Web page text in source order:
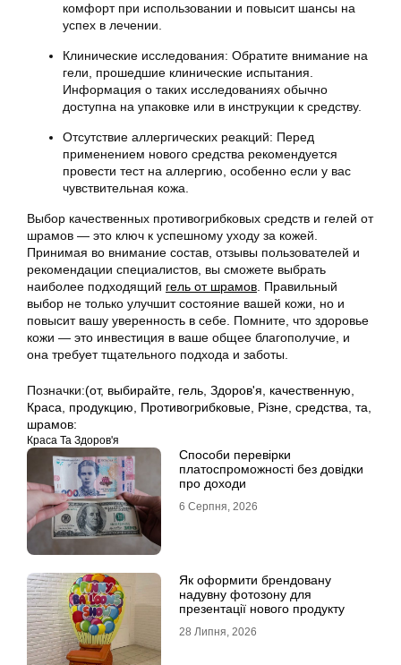
комфорт при использовании и повысит шансы на
успех в лечении.
Клинические исследования: Обратите внимание на
гели, прошедшие клинические испытания.
Информация о таких исследованиях обычно
доступна на упаковке или в инструкции к средству.
Отсутствие аллергических реакций: Перед
применением нового средства рекомендуется
провести тест на аллергию, особенно если у вас
чувствительная кожа.
Выбор качественных противогрибковых средств и гелей от
шрамов — это ключ к успешному уходу за кожей.
Принимая во внимание состав, отзывы пользователей и
рекомендации специалистов, вы сможете выбрать
наиболее подходящий гель от шрамов . Правильный
выбор не только улучшит состояние вашей кожи, но и
повысит вашу уверенность в себе. Помните, что здоровье
кожи — это инвестиция в ваше общее благополучие, и
она требует тщательного подхода и заботы.
Позначки:(от, выбирайте гель Здоров'я качественную
Краса
продукцию Противогрибковые Різне средства та
шрамов:
Краса Та Здоров'я
Способи перевірки
платоспроможності без довідки
про доходи
6 Серпня, 2026
Як оформити брендовану
надувну фотозону для
презентації нового продукту
28 Липня, 2026